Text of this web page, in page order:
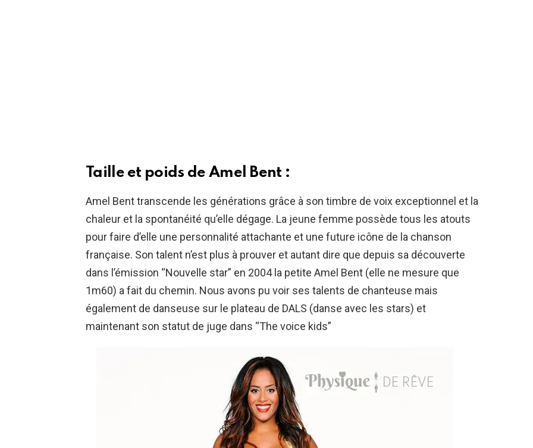
Taille et poids de Amel Bent :
Amel Bent transcende les générations grâce à son timbre de voix exceptionnel et la
chaleur et la spontanéité qu’elle dégage. La jeune femme possède tous les atouts
pour faire d’elle une personnalité attachante et une future icône de la chanson
française. Son talent n’est plus à prouver et autant dire que depuis sa découverte
dans l’émission “Nouvelle star” en 2004 la petite Amel Bent (elle ne mesure que
1m60) a fait du chemin. Nous avons pu voir ses talents de chanteuse mais
également de danseuse sur le plateau de DALS (danse avec les stars) et
maintenant son statut de juge dans “The voice kids”